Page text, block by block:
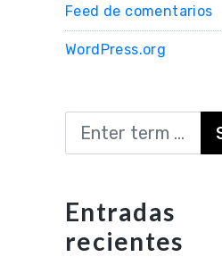
Feed de comentarios
WordPress.org
Search
Entradas
recientes